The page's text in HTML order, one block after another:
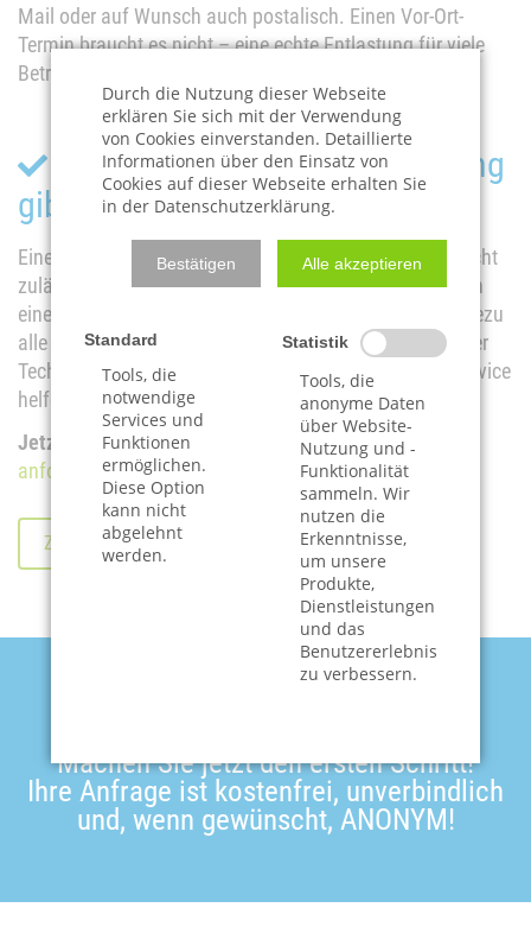
Mail oder auf Wunsch auch postalisch. Einen Vor-Ort-
Termin braucht es nicht – eine echte Entlastung für viele
Betroffene.
Fazit: Online-Schuldnerberatung
gibt es nicht – aber fast
Eine reine Online-Schuldnerberatungist gesetzlich nicht
zulässig – und wäre unseriös. Dennoch bieten wir Ihnen
eine
, die nahezu
alle Vorteile einer Online-Lösung mitbringt. Mit moderner
Technik, persönlicher Betreuung und bundesweitem Service
helfen wir Ihnen zuverlässig aus der Schuldenfalle.
Jetzt unverbindlich starten:
Online-Erstauswertung
anfordern – kostenlos und diskret.
ZURÜCK
Machen Sie jetzt den ersten Schritt!
Ihre Anfrage ist kostenfrei, unverbindlich
und, wenn gewünscht, ANONYM!
Durch die Nutzung dieser Webseite
erklären Sie sich mit der Verwendung
von Cookies einverstanden. Detaillierte
Informationen über den Einsatz von
Cookies auf dieser Webseite erhalten Sie
in der Datenschutzerklärung.
Bestätigen Alle akzeptieren
Standard
Tools, die
notwendige
Services und
Funktionen
ermöglichen.
Diese Option
kann nicht
abgelehnt
werden.
Statistik
Tools, die
anonyme Daten
über Website-
Nutzung und -
Funktionalität
sammeln. Wir
nutzen die
Erkenntnisse,
um unsere
Produkte,
Dienstleistungen
und das
Benutzererlebnis
zu verbessern.